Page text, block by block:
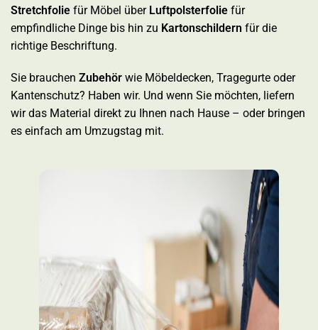
Stretchfolie für Möbel über Luftpolsterfolie für
empfindliche Dinge bis hin zu Kartonschildern für die
richtige Beschriftung.
Sie brauchen Zubehör wie Möbeldecken, Tragegurte oder
Kantenschutz? Haben wir. Und wenn Sie möchten, liefern
wir das Material direkt zu Ihnen nach Hause – oder bringen
es einfach am Umzugstag mit.